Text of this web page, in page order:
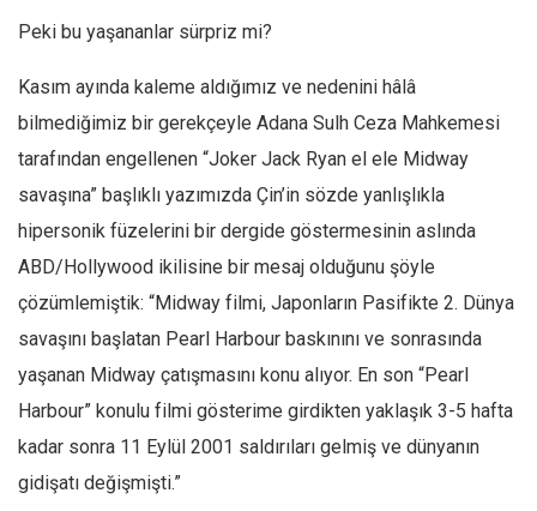
Avustralya
Tarih
Düşünce
Peki bu yaşananlar sürpriz mi?
Kasım ayında kaleme aldığımız ve nedenini hâlâ
bilmediğimiz bir gerekçeyle Adana Sulh Ceza Mahkemesi
tarafından engellenen “Joker Jack Ryan el ele Midway
savaşına” başlıklı yazımızda Çin’in sözde yanlışlıkla
hipersonik füzelerini bir dergide göstermesinin aslında
ABD/Hollywood ikilisine bir mesaj olduğunu şöyle
çözümlemiştik: “Midway filmi, Japonların Pasifikte 2. Dünya
savaşını başlatan Pearl Harbour baskınını ve sonrasında
yaşanan Midway çatışmasını konu alıyor. En son “Pearl
Harbour” konulu filmi gösterime girdikten yaklaşık 3-5 hafta
kadar sonra 11 Eylül 2001 saldırıları gelmiş ve dünyanın
gidişatı değişmişti.”